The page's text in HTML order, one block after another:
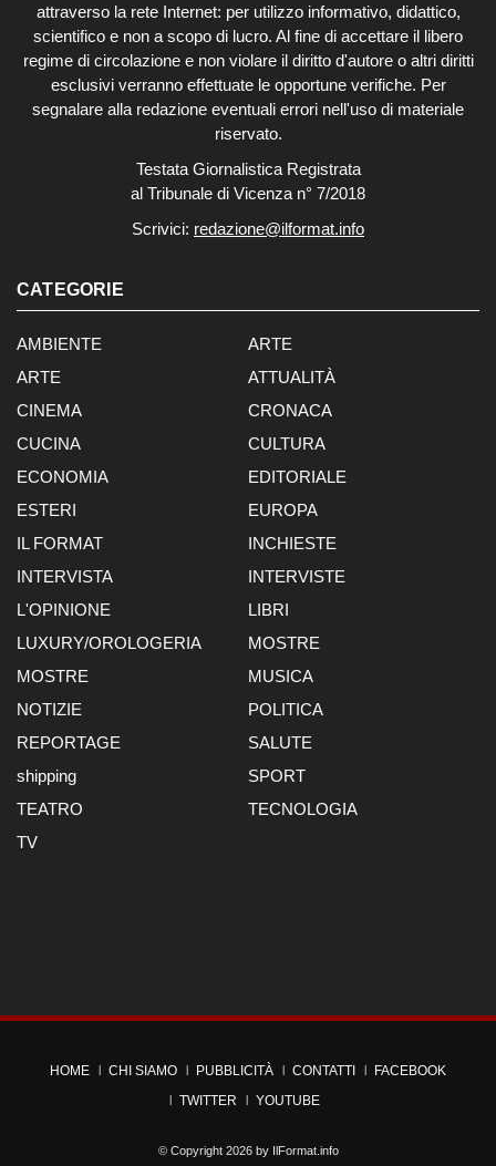
attraverso la rete Internet: per utilizzo informativo, didattico,
scientifico e non a scopo di lucro. Al fine di accettare il libero
regime di circolazione e non violare il diritto d'autore o altri diritti
esclusivi verranno effettuate le opportune verifiche. Per
segnalare alla redazione eventuali errori nell'uso di materiale
riservato.
Testata Giornalistica Registrata
al Tribunale di Vicenza n° 7/2018
Scrivici: redazione@ilformat.info
CATEGORIE
AMBIENTE
ARTE
ARTE
ATTUALITÀ
CINEMA
CRONACA
CUCINA
CULTURA
ECONOMIA
EDITORIALE
ESTERI
EUROPA
IL FORMAT
INCHIESTE
INTERVISTA
INTERVISTE
L'OPINIONE
LIBRI
LUXURY/OROLOGERIA
MOSTRE
MOSTRE
MUSICA
NOTIZIE
POLITICA
REPORTAGE
SALUTE
shipping
SPORT
TEATRO
TECNOLOGIA
TV
HOME CHI SIAMO PUBBLICITÀ CONTATTI
FACEBOOK
TWITTER
YOUTUBE
© Copyright 2026 by IlFormat.info